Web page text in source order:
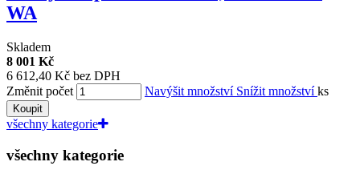
WA
Skladem
8 001 Kč
6 612,40 Kč bez DPH
Změnit počet
Navýšit množství Snížit množstvíks
Koupit
všechny kategorie
všechny kategorie